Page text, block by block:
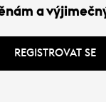
a
REGISTROVAT SE